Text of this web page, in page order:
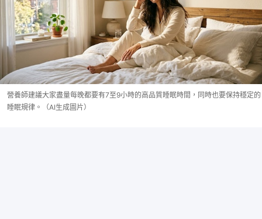
營養師建議大家盡量每晚都要有7至9小時的高品質睡眠時間，同時也要保持穩定的
睡眠規律。（AI生成圖片）